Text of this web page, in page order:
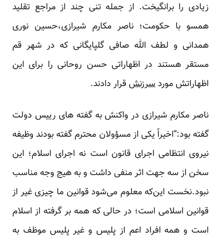
زیادی را برانگیخت. از جمله تنی چند از مراجع تقلید
همسو با حکومت؛ ناصر مکارم شیرازی،حسین نوری
همدانی و لطف الله صافی گلپایگانی که در شهر قم
مستقر هستند در اظهاراتی حسن روحانی را برای این
اظهاراتش مورد سرزنش قرار دادند.
ناصر مکارم شیرازی در واکنش به گفته های رییس دولت
گفته بود:“اخیراً یکی از مسؤولان محترم گفته بودند وظیفه
نیروی انتظامی اجرای قانون است نه اجرای اسلام؛ این
سخن از سه جهت اثر منفی داشت و به هیج وجه مناسب
نبود.نخست این‌که معلوم می‌شود قوانین ما چیزی غیر از
قوانین اسلامی است؛ در حالی که همه بر گرفته از اسلام
است و همه افراد اعم از پلیس و غیر پلیس موظف به